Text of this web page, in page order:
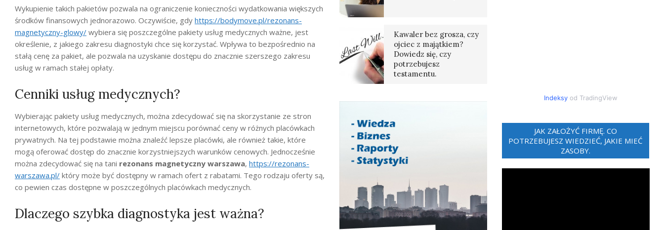
Wykupienie takich pakietów pozwala na ograniczenie konieczności wydatkowania większych
środków finansowych jednorazowo. Oczywiście, gdy https://bodymove.pl/rezonans-
magnetyczny-glowy/ wybiera się poszczególne pakiety usług medycznych ważne, jest
określenie, z jakiego zakresu diagnostyki chce się korzystać. Wpływa to bezpośrednio na
stałą cenę za pakiet, ale pozwala na uzyskanie dostępu do znacznie szerszego zakresu
usług w ramach stałej opłaty.
Cenniki usług medycznych?
Wybierając pakiety usług medycznych, można zdecydować się na skorzystanie ze stron
internetowych, które pozwalają w jednym miejscu porównać ceny w różnych placówkach
prywatnych. Na tej podstawie można znaleźć lepsze placówki, ale również takie, które
mogą oferować dostęp do znacznie korzystniejszych warunków cenowych. Jednocześnie
można zdecydować się na tani rezonans magnetyczny warszawa, https://rezonans-
warszawa.pl/ który może być dostępny w ramach ofert z rabatami. Tego rodzaju oferty są,
co pewien czas dostępne w poszczególnych placówkach medycznych.
Dlaczego szybka diagnostyka jest ważna?
Kawaler bez grosza, czy
ojciec z majątkiem?
Dowiedz się, czy
potrzebujesz
testamentu.
Indeksy od TradingView
JAK ZAŁOŻYĆ FIRMĘ. CO
POTRZEBUJESZ WIEDZIEĆ, JAKIE MIEĆ
ZASOBY.